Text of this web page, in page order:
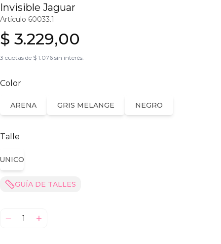
Invisible Jaguar
Artículo 60033.1
$ 3.229,00
3 cuotas de $ 1.076 sin interés.
Color
ARENA GRIS MELANGE NEGRO
Talle
UNICO
GUÍA DE TALLES
1